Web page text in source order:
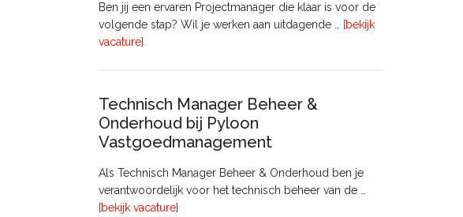
Ben jij een ervaren Projectmanager die klaar is voor de
volgende stap? Wil je werken aan uitdagende …
[bekijk
vacature]
Technisch Manager Beheer &
Onderhoud bij Pyloon
Vastgoedmanagement
Als Technisch Manager Beheer & Onderhoud ben je
verantwoordelijk voor het technisch beheer van de …
[bekijk vacature]